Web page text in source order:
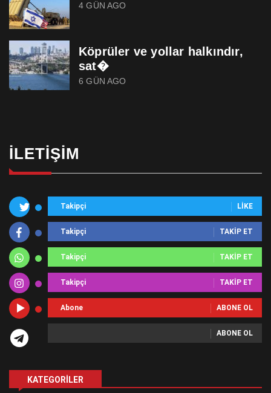
4 GÜN AGO
Köprüler ve yollar halkındır,
sat�
6 GÜN AGO
İLETIŞIM
Takipçi LIKE
Takipçi TAKIP ET
Takipçi TAKIP ET
Takipçi TAKIP ET
Abone ABONE OL
ABONE OL
KATEGORILER